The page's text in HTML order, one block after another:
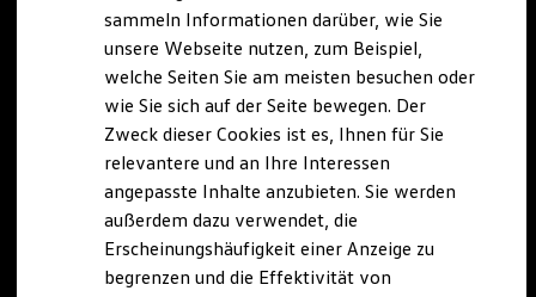
Sicherheit
Nachhaltigkeit
Technologie
Kosten und Kauf
Kaufoptionen
E-Auto-Förderung
Software und Konnektivität
Die ID. Software 6
ID. Software Versionen und Updates
Digitale Extras
Schnittstellen zu Ihrem ID.
Hybridautos
sammeln Informationen darüber, wie Sie
unsere Webseite nutzen, zum Beispiel,
welche Seiten Sie am meisten besuchen oder
wie Sie sich auf der Seite bewegen. Der
Zweck dieser Cookies ist es, Ihnen für Sie
relevantere und an Ihre Interessen
angepasste Inhalte anzubieten. Sie werden
außerdem dazu verwendet, die
Erscheinungshäufigkeit einer Anzeige zu
begrenzen und die Effektivität von